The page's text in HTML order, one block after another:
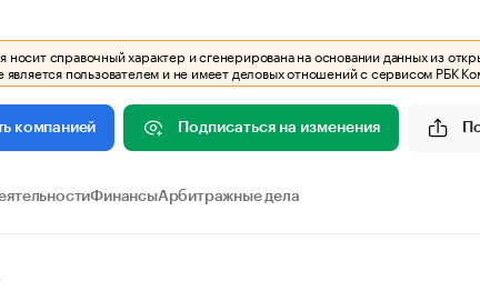
справочный характер и сгенерирована на основании данных из
является пользователем и не имеет деловых отношений с сервисом РБК
компанией Подписаться на изменения
ФинансыАрбитражные дела